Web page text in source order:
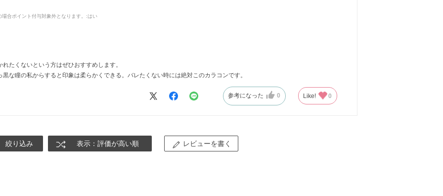
合ポイント付与対象外となります。 :はい
たくないという方はぜひおすすめします。
な瞳の私からすると印象は柔らかくできる。バレたくない時には絶対このカラコンです。
参考になった 0 Like! 0
絞り込み 表示：評価が高い順 レビューを書く